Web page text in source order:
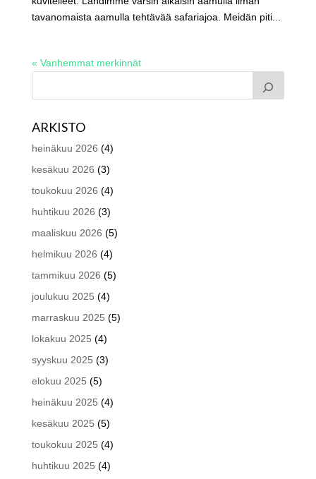
tavanomaista aamulla tehtävää safariajoa. Meidän piti...
« Vanhemmat merkinnät
ARKISTO
heinäkuu 2026 (4)
kesäkuu 2026 (3)
toukokuu 2026 (4)
huhtikuu 2026 (3)
maaliskuu 2026 (5)
helmikuu 2026 (4)
tammikuu 2026 (5)
joulukuu 2025 (4)
marraskuu 2025 (5)
lokakuu 2025 (4)
syyskuu 2025 (3)
elokuu 2025 (5)
heinäkuu 2025 (4)
kesäkuu 2025 (5)
toukokuu 2025 (4)
huhtikuu 2025 (4)